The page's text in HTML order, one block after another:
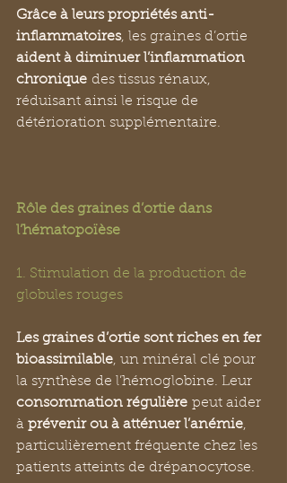
Grâce à leurs propriétés anti-
inflammatoires, les graines d’ortie
aident à diminuer l’inflammation
chronique des tissus rénaux,
réduisant ainsi le risque de
détérioration supplémentaire.
Rôle des graines d’ortie dans
l’hématopoïèse
1. Stimulation de la production de
globules rouges
Les graines d’ortie sont riches en fer
bioassimilable, un minéral clé pour
la synthèse de l’hémoglobine. Leur
consommation régulière peut aider
à prévenir ou à atténuer l’anémie,
particulièrement fréquente chez les
patients atteints de drépanocytose.